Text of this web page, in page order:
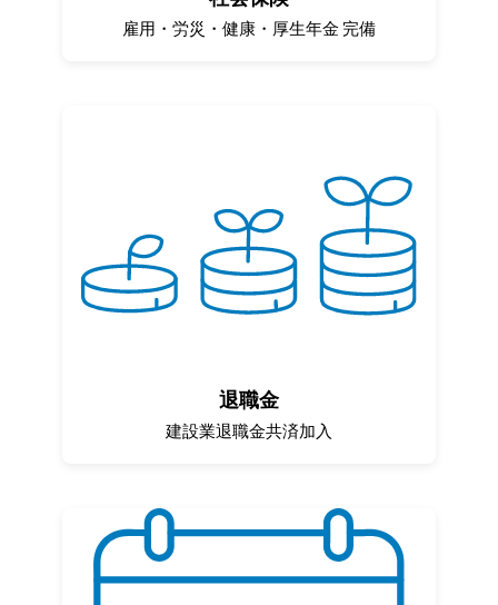
雇用・労災・健康・厚生年金 完備
退職金
建設業退職金共済加入